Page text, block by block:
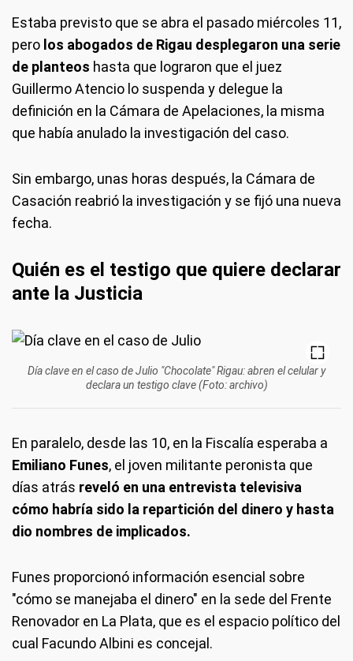
Estaba previsto que se abra el pasado miércoles 11,
pero los abogados de Rigau desplegaron una serie
de planteos hasta que lograron que el juez
Guillermo Atencio lo suspenda y delegue la
definición en la Cámara de Apelaciones, la misma
que había anulado la investigación del caso.
Sin embargo, unas horas después, la Cámara de
Casación reabrió la investigación y se fijó una nueva
fecha.
Quién es el testigo que quiere declarar
ante la Justicia
Día clave en el caso de Julio "Chocolate" Rigau: abren el celular y
declara un testigo clave (Foto: archivo)
En paralelo, desde las 10, en la Fiscalía esperaba a
Emiliano Funes, el joven militante peronista que
días atrás reveló en una entrevista televisiva
cómo habría sido la repartición del dinero y hasta
dio nombres de implicados.
Funes proporcionó información esencial sobre
"cómo se manejaba el dinero" en la sede del Frente
Renovador en La Plata, que es el espacio político del
cual Facundo Albini es concejal.